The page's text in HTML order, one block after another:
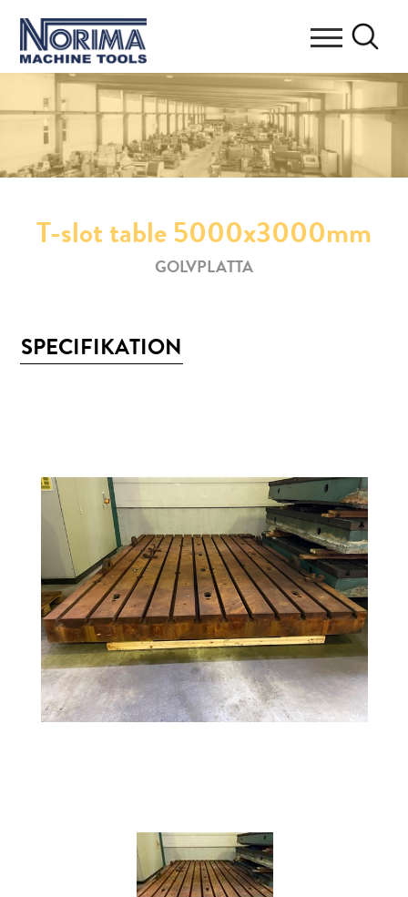
T-slot table 5000x3000mm
GOLVPLATTA
SPECIFIKATION